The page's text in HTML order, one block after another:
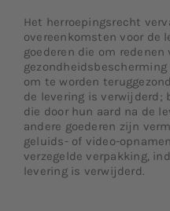
Het herroepingsrecht
overeenkomsten voor de
goederen die om redenen
om te worden
de levering is verwijderd;
die door hun aard na de
andere goederen zijn
geluids- of video-
verzegelde verpakking,
levering is verwijderd.